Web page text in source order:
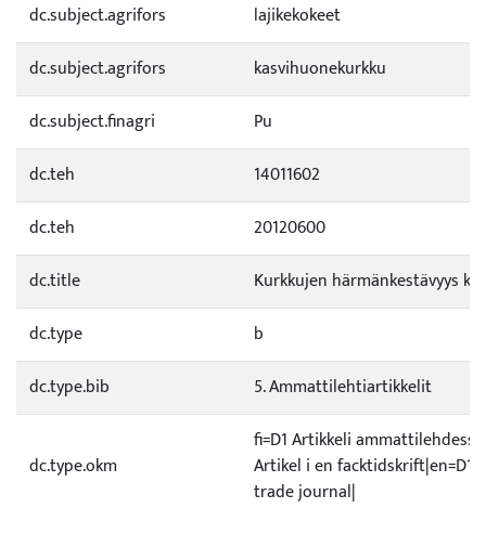
dc.subject.agrifors
lajikekokeet
dc.subject.agrifors
kasvihuonekurkku
dc.subject.finagri
Pu
dc.teh
14011602
dc.teh
20120600
dc.title
Kurkkujen härmänkestävyys
dc.type
b
dc.type.bib
5. Ammattilehtiartikkelit
dc.type.okm
fi=D1 Artikkeli
Artikel i en facktidskrift|en=D1
trade journal|